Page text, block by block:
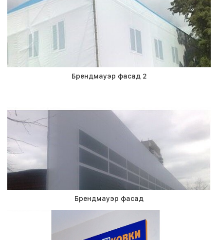
Брендмауэр фасад 2
Брендмауэр фасад